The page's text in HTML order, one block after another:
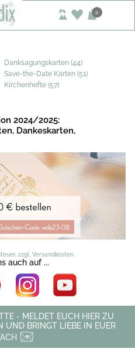
0
Danksagungskarten (44)
Save-the-Date Karten (51)
Kirchenhefte (57)
2024/2025:
Dankeskarten,
zzgl. Versandkosten
auch auf ...
- MELDET EUCH HIER ZU
UND BRINGT LIEBE IN EUER